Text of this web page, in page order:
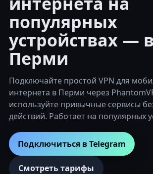
популярных
устройствах — в
Перми
Подключайте простой VPN для
интернета в Перми через
используйте привычные сервисы
действий. Работает на популярных
Подключиться в Telegram
Смотреть тарифы